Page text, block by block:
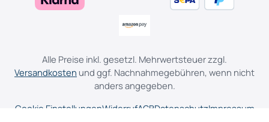
Alle Preise inkl. gesetzl. Mehrwertsteuer zzgl.
Versandkosten und ggf. Nachnahmegebühren, wenn nicht
anders angegeben.
Cookie EinstellungenWiderrufAGBDatenschutzImpressum